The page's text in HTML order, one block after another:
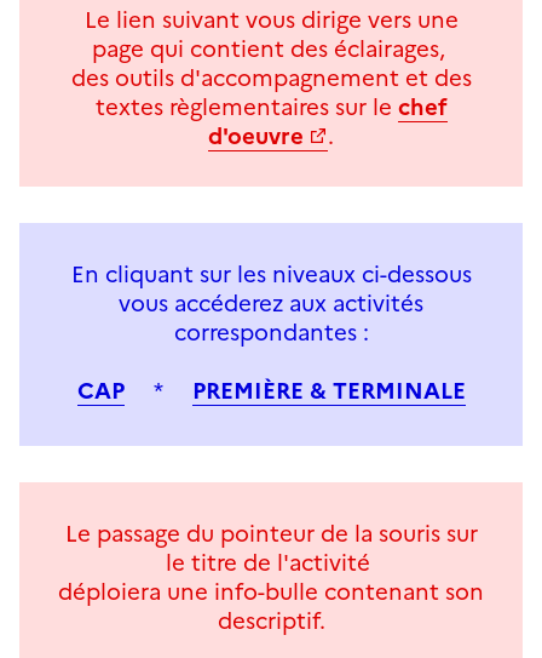
Le lien suivant vous dirige vers une
page qui contient des éclairages,
des outils d'accompagnement et des
textes règlementaires sur le chef
d'oeuvre
.
En cliquant sur les niveaux ci-dessous
vous accéderez aux activités
correspondantes :
CAP* PREMIÈRE & TERMINALE
Le passage du pointeur de la souris sur
le titre de l'activité
déploiera une info-bulle contenant son
descriptif.